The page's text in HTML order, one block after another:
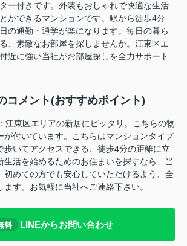
ー付きです。外装もおしゃれで快適な生活
ができるマンションです。駅から徒歩4分
の通勤・通学が楽になります。毎日の暮ら
、素敵なお部屋を探しませんか。江東区エ
近に強い当社がお部屋探しを全力サポート
コメント(おすすめポイント)
江東区エリアの新居にピッタリ。こちらの物
が付いています。こちらはマンションタイプ
歩いてアクセスできる、徒歩4分の距離に立
生活を始めるためのお住まいを探すなら、当
初めての方でも安心していただけるよう、全
す。お気軽に当社へご連絡下さい。
料 LINEからお問い合わせ